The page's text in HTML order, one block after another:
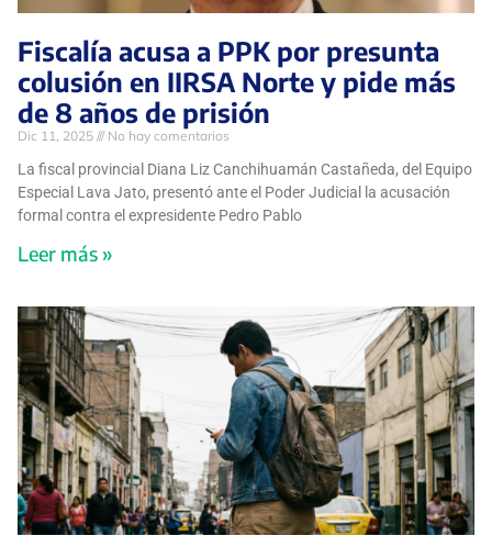
Fiscalía acusa a PPK por presunta
colusión en IIRSA Norte y pide más
de 8 años de prisión
Dic 11, 2025 No hay comentarios
La fiscal provincial Diana Liz Canchihuamán Castañeda, del Equipo
Especial Lava Jato, presentó ante el Poder Judicial la acusación
formal contra el expresidente Pedro Pablo
Leer más »